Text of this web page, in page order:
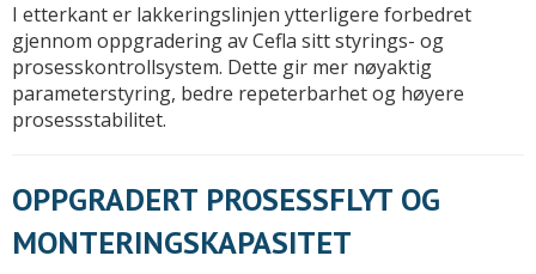
I etterkant er lakkeringslinjen ytterligere forbedret
gjennom oppgradering av Cefla sitt styrings- og
prosesskontrollsystem. Dette gir mer nøyaktig
parameterstyring, bedre repeterbarhet og høyere
prosessstabilitet.
OPPGRADERT PROSESSFLYT OG
MONTERINGSKAPASITET